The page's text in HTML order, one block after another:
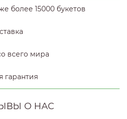
более 15000 букетов
всего мира
гарантия
О НАС